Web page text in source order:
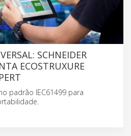
SCHNEIDER
ECOSTRUXURE
padrão IEC61499 para